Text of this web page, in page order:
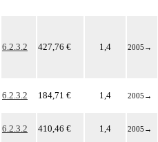
6.2.3.2 427,76 € 1,4 2005 →
6.2.3.2 184,71 € 1,4 2005 →
6.2.3.2 410,46 € 1,4 2005 →